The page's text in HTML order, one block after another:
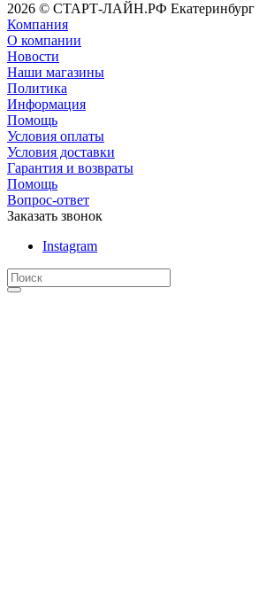
2026 © СТАРТ-ЛАЙН.РФ Екатеринбург
Компания
О компании
Новости
Наши магазины
Политика
Информация
Помощь
Условия оплаты
Условия доставки
Гарантия и возвраты
Помощь
Вопрос-ответ
Заказать звонок
Instagram